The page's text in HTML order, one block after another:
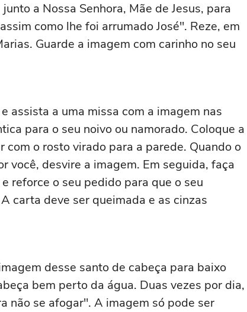
a Nossa Senhora, Mãe de Jesus, para
como lhe foi arrumado José". Reze, em
Guarde a imagem com carinho no seu
assista a uma missa com a imagem nas
para o seu noivo ou namorado. Coloque a
o rosto virado para a parede. Quando o
você, desvire a imagem. Em seguida, faça
reforce o seu pedido para que o seu
carta deve ser queimada e as cinzas
desse santo de cabeça para baixo
bem perto da água. Duas vezes por dia,
não se afogar". A imagem só pode ser